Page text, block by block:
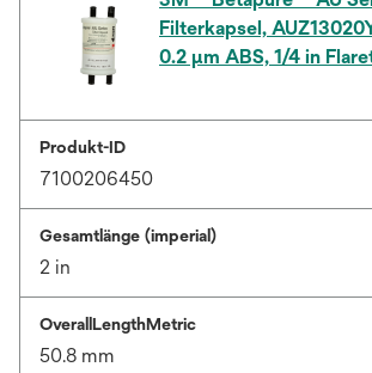
Filterkapsel,
0.2 µm ABS, 1/4 in
Produkt-ID
7100206450
Gesamtlänge (imperial)
2 in
OverallLengthMetric
50.8 mm